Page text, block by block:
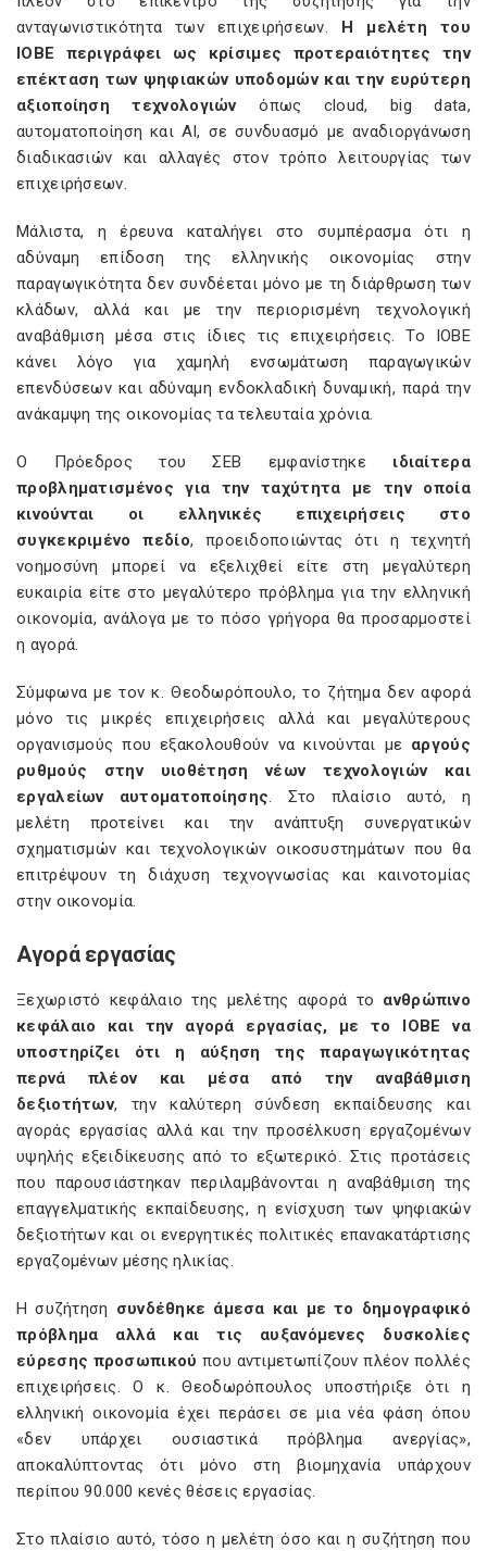
ανταγωνιστικότητα των επιχειρήσεων. Η μελέτη του
ΙΟΒΕ περιγράφει ως κρίσιμες προτεραιότητες την
επέκταση των ψηφιακών υποδομών και την ευρύτερη
αξιοποίηση τεχνολογιώνόπως cloud, big data,
αυτοματοποίηση και AI, σε συνδυασμό με αναδιοργάνωση
διαδικασιών και αλλαγές στον τρόπο λειτουργίας των
επιχειρήσεων.
Μάλιστα, η έρευνα καταλήγει στο συμπέρασμα ότι η
αδύναμη επίδοση της ελληνικής οικονομίας στην
παραγωγικότητα δεν συνδέεται μόνο με τη διάρθρωση των
κλάδων, αλλά και με την περιορισμένη τεχνολογική
αναβάθμιση μέσα στις ίδιες τις επιχειρήσεις. Το ΙΟΒΕ
κάνει λόγο για χαμηλή ενσωμάτωση παραγωγικών
επενδύσεων και αδύναμη ενδοκλαδική δυναμική, παρά την
ανάκαμψη της οικονομίας τα τελευταία χρόνια.
Ο Πρόεδρος του ΣΕΒ εμφανίστηκε ιδιαίτερα
προβληματισμένος για την ταχύτητα με την οποία
κινούνται οι ελληνικές επιχειρήσεις στο
συγκεκριμένο πεδίο, προειδοποιώντας ότι η τεχνητή
νοημοσύνη μπορεί να εξελιχθεί είτε στη μεγαλύτερη
ευκαιρία είτε στο μεγαλύτερο πρόβλημα για την ελληνική
οικονομία, ανάλογα με το πόσο γρήγορα θα προσαρμοστεί
η αγορά.
Σύμφωνα με τον κ. Θεοδωρόπουλο, το ζήτημα δεν αφορά
μόνο τις μικρές επιχειρήσεις αλλά και μεγαλύτερους
οργανισμούς που εξακολουθούν να κινούνται με αργούς
ρυθμούς στην υιοθέτηση νέων τεχνολογιών και
εργαλείων αυτοματοποίησης. Στο πλαίσιο αυτό, η
μελέτη προτείνει και την ανάπτυξη συνεργατικών
σχηματισμών και τεχνολογικών οικοσυστημάτων που θα
επιτρέψουν τη διάχυση τεχνογνωσίας και καινοτομίας
στην οικονομία.
Αγορά εργασίας
Ξεχωριστό κεφάλαιο της μελέτης αφορά το ανθρώπινο
κεφάλαιο και την αγορά εργασίας, με το ΙΟΒΕ να
υποστηρίζει ότι η αύξηση της παραγωγικότητας
περνά πλέον και μέσα από την αναβάθμιση
δεξιοτήτων, την καλύτερη σύνδεση εκπαίδευσης και
αγοράς εργασίας αλλά και την προσέλκυση εργαζομένων
υψηλής εξειδίκευσης από το εξωτερικό. Στις προτάσεις
που παρουσιάστηκαν περιλαμβάνονται η αναβάθμιση της
επαγγελματικής εκπαίδευσης, η ενίσχυση των ψηφιακών
δεξιοτήτων και οι ενεργητικές πολιτικές επανακατάρτισης
εργαζομένων μέσης ηλικίας.
Η συζήτηση συνδέθηκε άμεσα και με το δημογραφικό
πρόβλημα αλλά και τις αυξανόμενες δυσκολίες
εύρεσης προσωπικού που αντιμετωπίζουν πλέον πολλές
επιχειρήσεις. Ο κ. Θεοδωρόπουλος υποστήριξε ότι η
ελληνική οικονομία έχει περάσει σε μια νέα φάση όπου
«δεν υπάρχει ουσιαστικά πρόβλημα ανεργίας»,
αποκαλύπτοντας ότι μόνο στη βιομηχανία υπάρχουν
περίπου 90.000 κενές θέσεις εργασίας.
Στο πλαίσιο αυτό, τόσο η μελέτη όσο και η συζήτηση που